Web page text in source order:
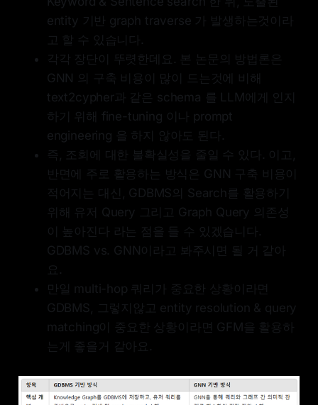
entity 기반 graph traverse 가 발생하는것이라
고 할 수 있습니다.
각각 장단이 뚜렷한데요. 본 논문의 방법론은
GNN 의 구축 비용이 많이 드는것에 비해
text2cypher과 같은 schema 를 LLM에게 인지
하기 위해 fine-tuning 이나 prompt
engineering 을 하지 않아도 된다.
즉, 조회에 대한 불확실성을 줄일 수 있다. 이고,
반면에 주로 활용하는 방식은 GNN 구축 비용이
적어지는 대신, GDBMS의 Search를 활용하기
위해 유저 Query 그리고 Graph Query 의존성
이 높아진다 라는 점을 들 수 있겠습니다.
GDBMS vs. GNN이라고 봐주시면 될 거 같아
요.
만일 multi-hop 쿼리가 중요한 상황이라면
GDBMS, 그렇지않고 entity resolution & query
matching이 중요한 상황이라면 GFM을 활용하
는게 좋을거 같아요.